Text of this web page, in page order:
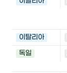
이탈리아
독일